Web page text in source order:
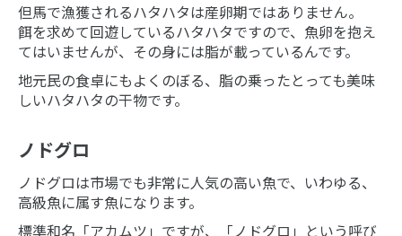
但馬で漁獲されるハタハタは産卵期ではありません。
餌を求めて回遊しているハタハタですので、魚卵を抱え
てはいませんが、その身には脂が載っているんです。
地元民の食卓にもよくのぼる、脂の乗ったとっても美味
しいハタハタの干物です。
ノドグロ
ノドグロは市場でも非常に人気の高い魚で、いわゆる、
高級魚に属す魚になります。
標準和名「アカムツ」ですが、「ノドグロ」という呼び